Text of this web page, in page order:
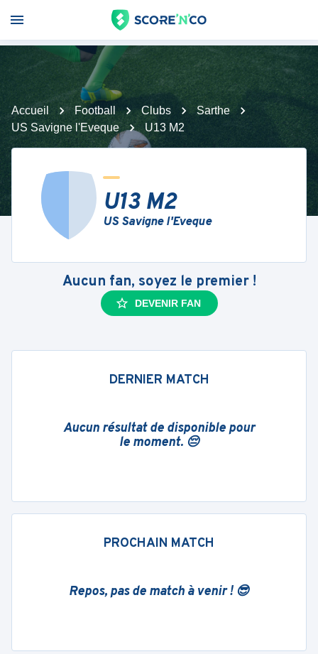
Accueil Football Clubs
Sarthe
US Savigne l'Eveque
U13 M2
U13 M2
US Savigne l'Eveque
Aucun fan, soyez le premier !
DEVENIR FAN
DERNIER MATCH
Aucun résultat de disponible pour
le moment. 😔
PROCHAIN MATCH
Repos, pas de match à venir ! 😎